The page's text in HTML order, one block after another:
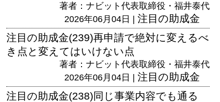
著者：ナビット代表取締役・福井泰代
2026年06月04日 | 注目の助成金
注目の助成金(239)再申請で絶対に変えるべ
き点と変えてはいけない点
著者：ナビット代表取締役・福井泰代
2026年06月04日 | 注目の助成金
注目の助成金(238)同じ事業内容でも通る